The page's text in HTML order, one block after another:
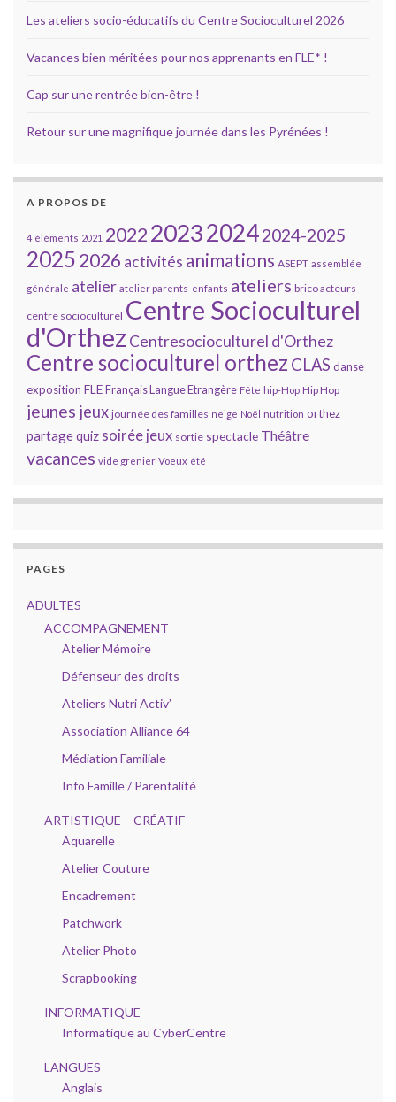
Les ateliers socio-éducatifs du Centre Socioculturel 2026
Vacances bien méritées pour nos apprenants en FLE* !
Cap sur une rentrée bien-être !
Retour sur une magnifique journée dans les Pyrénées !
A PROPOS DE
4 éléments 2021 2022202320242024-2025
20252026 activités animations ASEPT assemblée
générale atelier atelier parents-enfants ateliers brico acteurs
centre socioculturel Centre Socioculturel
d'Orthez Centresocioculturel d'Orthez
Centre socioculturel orthez CLAS danse
exposition FLE Français Langue Etrangère Fête hip-Hop Hip Hop
jeunes jeux journée des familles neige Noël nutrition orthez
partagequiz soirée jeux sortie spectacle Théâtre
vacances vide grenier Voeux été
PAGES
ADULTES
ACCOMPAGNEMENT
Atelier Mémoire
Défenseur des droits
Ateliers Nutri Activ’
Association Alliance 64
Médiation Familiale
Info Famille / Parentalité
ARTISTIQUE – CRÉATIF
Aquarelle
Atelier Couture
Encadrement
Patchwork
Atelier Photo
Scrapbooking
INFORMATIQUE
Informatique au CyberCentre
LANGUES
Anglais